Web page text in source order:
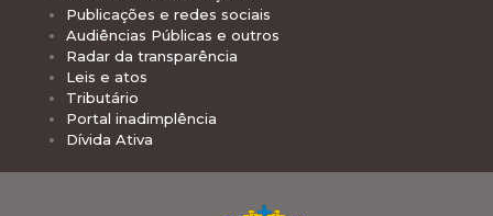
Publicações e redes sociais
Audiências Públicas e outros
Radar da transparência
Leis e atos
Tributário
Portal inadimplência
Dívida Ativa